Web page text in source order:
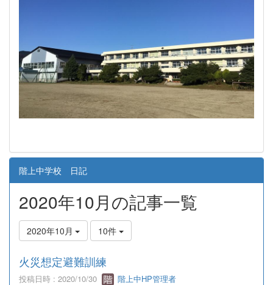
階上中学校 日記
2020年10月の記事一覧
2020年10月 10件
火災想定避難訓練
投稿日時 : 2020/10/30 階上中HP管理者